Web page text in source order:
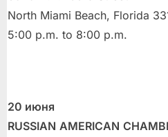
North Miami Beach, Florida
5:00 p.m. to 8:00 p.m.
20 июня
RUSSIAN AMERICAN